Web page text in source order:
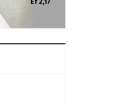
Ef 2,17